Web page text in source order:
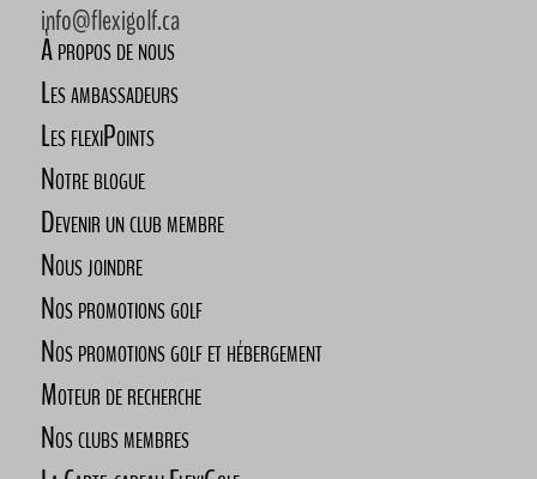
info@flexigolf.ca
À propos de nous
Les ambassadeurs
Les flexiPoints
Notre blogue
Devenir un club membre
Nous joindre
Nos promotions golf
Nos promotions golf et hébergement
Moteur de recherche
Nos clubs membres